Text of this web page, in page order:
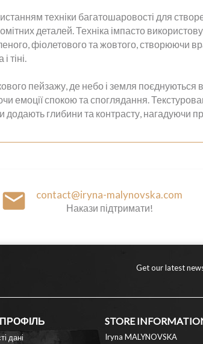
техніки багатошаровості для
деталей. Техніка імпасто
фіолетового та жовтого, створюючи
тіні.
пейзажу, де небо і земля
емоції спокою та споглядання.
глибини та контрасту, нагадуючи
email contact@iryna-malynovska.com
Накази підтримати!
Get our latest
дані
STORE
Iryna MALYNOVSKA